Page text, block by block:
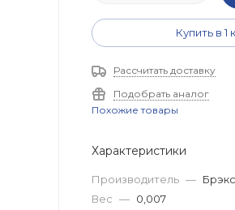
Купить в 1
Рассчитать доставку
Подобрать аналог
Похожие товары
Характеристики
Производитель — Брэкс
Вес — 0,007